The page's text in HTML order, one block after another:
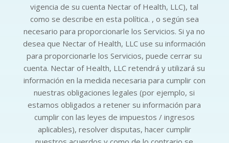
vigencia de su cuenta Nectar of Health, LLC), tal
como se describe en esta política. , o según sea
necesario para proporcionarle los Servicios. Si ya no
desea que Nectar of Health, LLC use su información
para proporcionarle los Servicios, puede cerrar su
cuenta. Nectar of Health, LLC retendrá y utilizará su
información en la medida necesaria para cumplir con
nuestras obligaciones legales (por ejemplo, si
estamos obligados a retener su información para
cumplir con las leyes de impuestos / ingresos
aplicables), resolver disputas, hacer cumplir